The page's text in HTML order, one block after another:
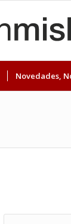
Novedades,